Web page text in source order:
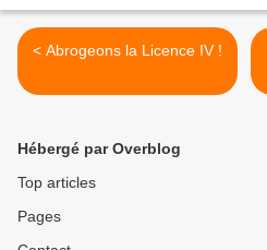
< Abrogeons la Licence IV !
Hébergé par Overblog
Top articles
Pages